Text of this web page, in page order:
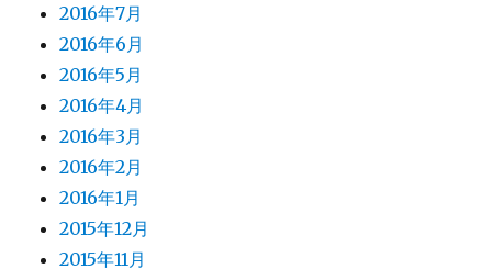
2016年7月
2016年6月
2016年5月
2016年4月
2016年3月
2016年2月
2016年1月
2015年12月
2015年11月